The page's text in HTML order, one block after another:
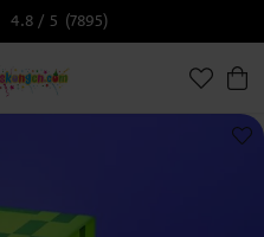
4.8 / 5 (7895)